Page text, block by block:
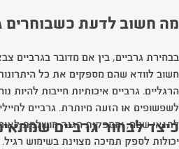
מה חשוב לדעת כשבוחרים
בבחירת גרביים, בין אם מדובר בגרביים
חשוב לוודא שהם מספקים את כל
הרגליים. גרביים איכותיות חייבות להיות
לשפשופים או הזעה מיותרת. גרביים
לתנאי שטח, ומספקות הגנה מושלמת
יכולות לספק תמיכה מצוינת בשימוש רגיל.
כיצד לבחור גרביים